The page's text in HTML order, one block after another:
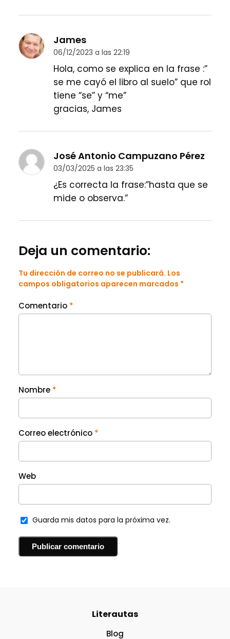
James
06/12/2023 a las 22:19
Hola, como se explica en la frase :”
se me cayó el libro al suelo” que rol
tiene “se” y “me”
gracias, James
José Antonio Campuzano Pérez
03/03/2025 a las 23:35
¿Es correcta la frase:”hasta que se
mide o observa.”
Deja un comentario:
Tu dirección de correo no se publicará. Los
campos obligatorios aparecen marcados *
Comentario *
Nombre *
Correo electrónico *
Web
Guarda mis datos para la próxima vez.
Literautas
Blog